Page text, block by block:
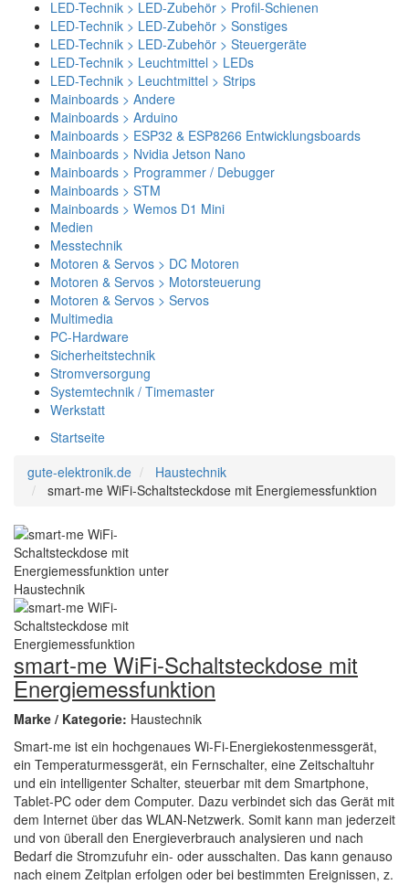
LED-Technik > LED-Zubehör > Profil-Schienen
LED-Technik > LED-Zubehör > Sonstiges
LED-Technik > LED-Zubehör > Steuergeräte
LED-Technik > Leuchtmittel > LEDs
LED-Technik > Leuchtmittel > Strips
Mainboards > Andere
Mainboards > Arduino
Mainboards > ESP32 & ESP8266 Entwicklungsboards
Mainboards > Nvidia Jetson Nano
Mainboards > Programmer / Debugger
Mainboards > STM
Mainboards > Wemos D1 Mini
Medien
Messtechnik
Motoren & Servos > DC Motoren
Motoren & Servos > Motorsteuerung
Motoren & Servos > Servos
Multimedia
PC-Hardware
Sicherheitstechnik
Stromversorgung
Systemtechnik / Timemaster
Werkstatt
Startseite
gute-elektronik.de
Haustechnik
smart-me WiFi-Schaltsteckdose mit Energiemessfunktion
smart-me WiFi-Schaltsteckdose mit
Energiemessfunktion
Marke / Kategorie: Haustechnik
Smart-me ist ein hochgenaues Wi-Fi-Energiekostenmessgerät,
ein Temperaturmessgerät, ein Fernschalter, eine Zeitschaltuhr
und ein intelligenter Schalter, steuerbar mit dem Smartphone,
Tablet-PC oder dem Computer. Dazu verbindet sich das Gerät mit
dem Internet über das WLAN-Netzwerk. Somit kann man jederzeit
und von überall den Energieverbrauch analysieren und nach
Bedarf die Stromzufuhr ein- oder ausschalten. Das kann genauso
nach einem Zeitplan erfolgen oder bei bestimmten Ereignissen, z.